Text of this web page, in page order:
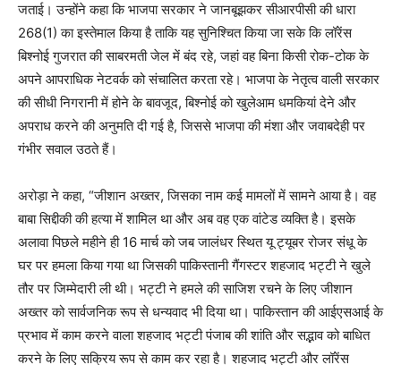
जताई। उन्होंने कहा कि भाजपा सरकार ने जानबूझकर सीआरपीसी की धारा
268(1) का इस्तेमाल किया है ताकि यह सुनिश्चित किया जा सके कि लॉरेंस
बिश्नोई गुजरात की साबरमती जेल में बंद रहे, जहां वह बिना किसी रोक-टोक के
अपने आपराधिक नेटवर्क को संचालित करता रहे। भाजपा के नेतृत्व वाली सरकार
की सीधी निगरानी में होने के बावजूद, बिश्नोई को खुलेआम धमकियां देने और
अपराध करने की अनुमति दी गई है, जिससे भाजपा की मंशा और जवाबदेही पर
गंभीर सवाल उठते हैं।
अरोड़ा ने कहा, “जीशान अख्तर, जिसका नाम कई मामलों में सामने आया है। वह
बाबा सिद्दीकी की हत्या में शामिल था और अब वह एक वांटेड व्यक्ति है। इसके
अलावा पिछले महीने ही 16 मार्च को जब जालंधर स्थित यू ट्यूबर रोजर संधू के
घर पर हमला किया गया था जिसकी पाकिस्तानी गैंगस्टर शहजाद भट्टी ने खुले
तौर पर जिम्मेदारी ली थी। भट्टी ने हमले की साजिश रचने के लिए जीशान
अख्तर को सार्वजनिक रूप से धन्यवाद भी दिया था। पाकिस्तान की आईएसआई के
प्रभाव में काम करने वाला शहजाद भट्टी पंजाब की शांति और सद्भाव को बाधित
करने के लिए सक्रिय रूप से काम कर रहा है। शहजाद भट्टी और लॉरेंस